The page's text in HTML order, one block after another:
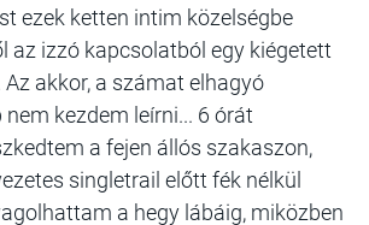
ezek ketten intim közelségbe
az izzó kapcsolatból egy kiégetett
akkor, a számat elhagyó
kezdem leírni... 6 órát
a fejen állós szakaszon,
singletrail előtt fék nélkül
a hegy lábáig, miközben